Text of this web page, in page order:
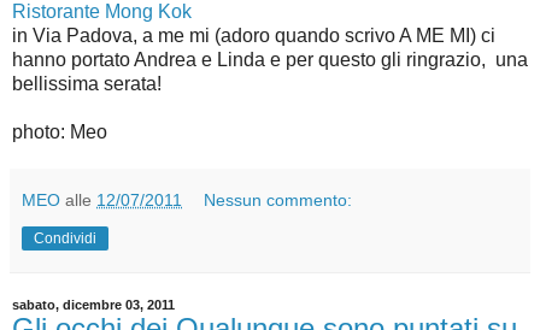
Ristorante Mong Kok
in Via Padova, a me mi (adoro quando scrivo A ME MI) ci
hanno portato Andrea e Linda e per questo gli ringrazio, una
bellissima serata!
photo: Meo
MEO alle 12/07/2011 Nessun commento:
Condividi
sabato, dicembre 03, 2011